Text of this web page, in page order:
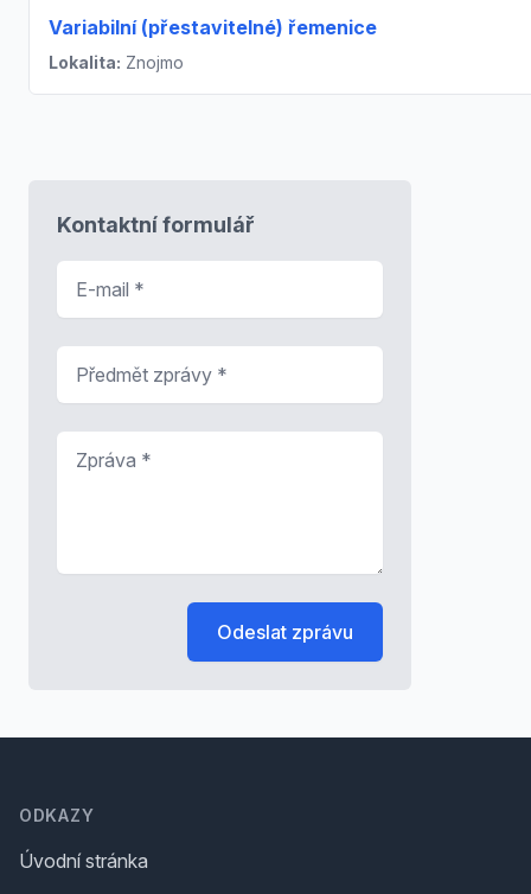
Variabilní (přestavitelné) řemenice
Lokalita: Znojmo
Kontaktní formulář
Odeslat zprávu
ODKAZY
Úvodní stránka